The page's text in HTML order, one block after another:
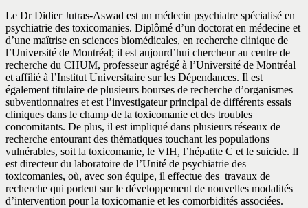
Le Dr Didier Jutras-Aswad est un médecin psychiatre spécialisé en
psychiatrie des toxicomanies. Diplômé d’un doctorat en médecine et
d’une maîtrise en sciences biomédicales, en recherche clinique de
l’Université de Montréal; il est aujourd’hui chercheur au centre de
recherche du CHUM, professeur agrégé à l’Université de Montréal
et affilié à l’Institut Universitaire sur les Dépendances. Il est
également titulaire de plusieurs bourses de recherche d’organismes
subventionnaires et est l’investigateur principal de différents essais
cliniques dans le champ de la toxicomanie et des troubles
concomitants. De plus, il est impliqué dans plusieurs réseaux de
recherche entourant des thématiques touchant les populations
vulnérables, soit la toxicomanie, le VIH, l’hépatite C et le suicide. Il
est directeur du laboratoire de l’Unité de psychiatrie des
toxicomanies, où, avec son équipe, il effectue des travaux de
recherche qui portent sur le développement de nouvelles modalités
d’intervention pour la toxicomanie et les comorbidités associées.